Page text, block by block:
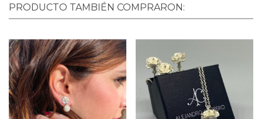
PRODUCTO TAMBIÉN COMPRARON: